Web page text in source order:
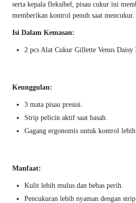
serta kepala fleksibel, pisau cukur ini
memberikan kontrol penuh saat mencukur.
Isi Dalam Kemasan:
2 pcs Alat Cukur Gillette Venus Daisy
Keunggulan:
3 mata pisau presisi.
Strip pelicin aktif saat basah.
Gagang ergonomis untuk kontrol
Manfaat:
Kulit lebih mulus dan bebas perih.
Pencukuran lebih nyaman dengan